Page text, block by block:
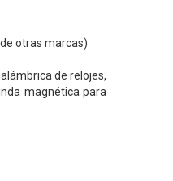
otras marcas)
de relojes,
magnética para